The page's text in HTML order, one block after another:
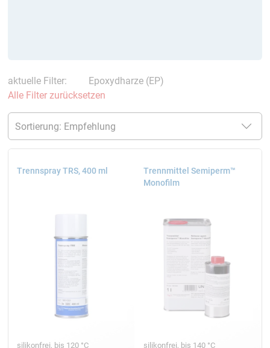
aktuelle Filter:
Epoxydharze (EP)
Alle Filter zurücksetzen
Trennspray TRS, 400 ml
silikonfrei, bis 120 °C
Trennmittel Semiperm™
Monofilm
silikonfrei, bis 140 °C